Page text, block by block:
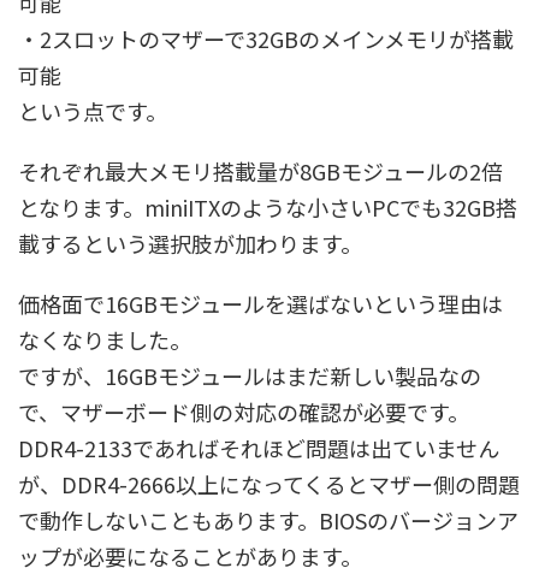
・2スロットのマザーで32GBのメインメモリが搭載
可能
という点です。
それぞれ最大メモリ搭載量が8GBモジュールの2倍
となります。miniITXのような小さいPCでも32GB搭
載するという選択肢が加わります。
価格面で16GBモジュールを選ばないという理由は
なくなりました。
ですが、16GBモジュールはまだ新しい製品なの
で、マザーボード側の対応の確認が必要です。
DDR4-2133であればそれほど問題は出ていません
が、DDR4-2666以上になってくるとマザー側の問題
で動作しないこともあります。BIOSのバージョンア
ップが必要になることがあります。